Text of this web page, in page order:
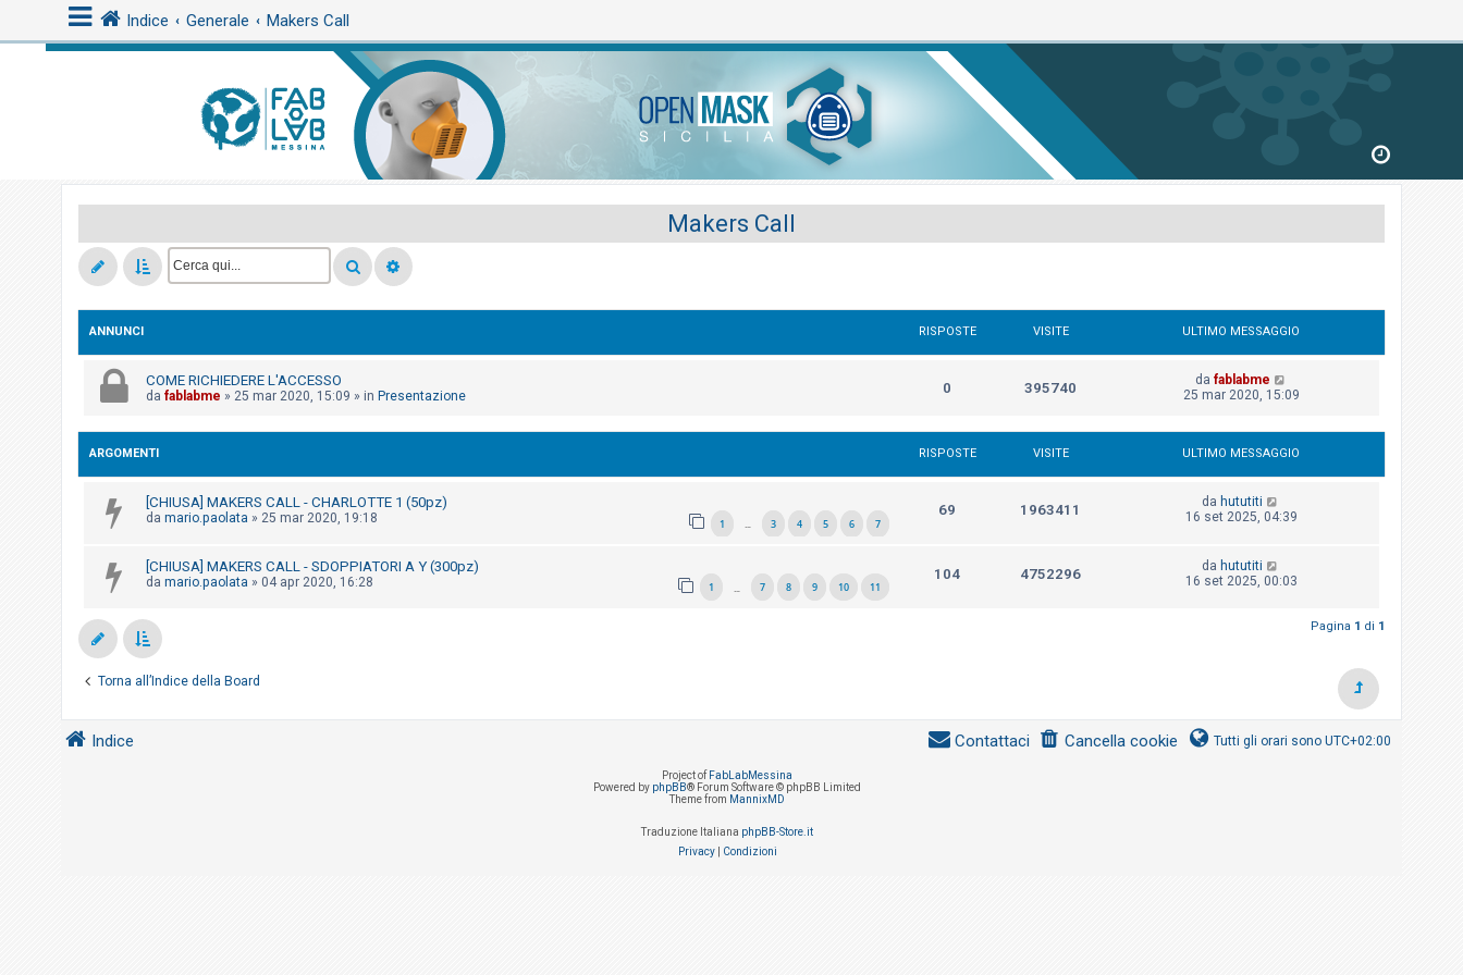
Indice Generale Makers Call
Makers Call
ANNUNCI RISPOSTE VISITE ULTIMO MESSAGGIO
COME RICHIEDERE L'ACCESSO
da fablabme » 25 mar 2020, 15:09 » in Presentazione 0 395740 da fablabme
25 mar 2020, 15:09
ARGOMENTI RISPOSTE VISITE ULTIMO MESSAGGIO
[CHIUSA] MAKERS CALL - CHARLOTTE 1 (50pz)
da mario.paolata » 25 mar 2020, 19:18 1 3 4 5 6 7
69 1963411 da hututiti
16 set 2025, 04:39
[CHIUSA] MAKERS CALL - SDOPPIATORI A Y (300pz)
da mario.paolata » 04 apr 2020, 16:28 1 7 8 9 10 11
104 4752296 da hututiti
16 set 2025, 00:03
Pagina 1 di 1
Torna all’Indice della Board
Indice Tutti gli orari sono UTC+02:00
Cancella cookie
Contattaci
Project of FabLabMessina
Powered by phpBB® Forum Software © phpBB Limited
Theme from MannixMD
Traduzione Italiana phpBB-Store.it
Privacy| Condizioni